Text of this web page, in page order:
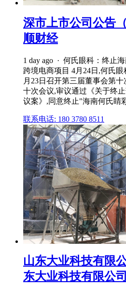
深市上市公司公告
顺财经
1 day ago · 何氏眼科：终止
跨境电商项目 4月24日,何氏
月23日召开第三届董事会第
十次会议,审议通过《关于终
议案》,同意终止"海南何氏睛
联系电话: 180 3780 8511
山东大业科技有限
东大业科技有限公